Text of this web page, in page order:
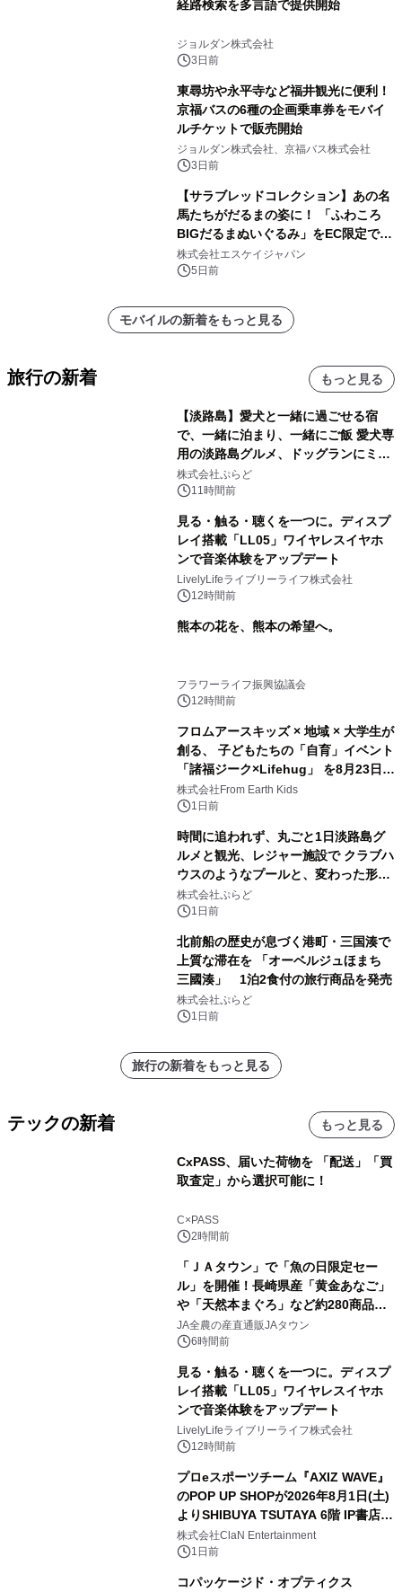
経路検索を多言語で提供開始
ジョルダン株式会社
3日前
東尋坊や永平寺など福井観光に便利！
京福バスの6種の企画乗車券をモバイ
ルチケットで販売開始
ジョルダン株式会社、京福バス株式会社
3日前
【サラブレッドコレクション】あの名
馬たちがだるまの姿に！ 「ふわころ
BIGだるまぬいぐるみ」をEC限定で受
注販売開始
株式会社エスケイジャパン
5日前
モバイルの新着をもっと見る
旅行の新着 もっと見る
【淡路島】愛犬と一緒に過ごせる宿
で、一緒に泊まり、一緒にご飯 愛犬専
用の淡路島グルメ、ドッグランにミニ
プール グランピングとトレーラーハウ
スの2施設で
株式会社ぷらど
11時間前
見る・触る・聴くを一つに。ディスプ
レイ搭載「LL05」ワイヤレスイヤホ
ンで音楽体験をアップデート
LivelyLifeライブリーライフ株式会社
12時間前
熊本の花を、熊本の希望へ。
フラワーライフ振興協議会
12時間前
フロムアースキッズ × 地域 × 大学生が
創る、 子どもたちの「自育」イベント
「諸福ジーク×Lifehug」 を8月23日
(日)開催
株式会社From Earth Kids
1日前
時間に追われず、丸ごと1日淡路島グ
ルメと観光、レジャー施設で クラブハ
ウスのようなプールと、変わった形の
サウナも 「THE BOXY AWAJI」のお
得な素泊まり連泊プランで
株式会社ぷらど
1日前
北前船の歴史が息づく港町・三国湊で
上質な滞在を 「オーベルジュほまち
三國湊」 1泊2食付の旅行商品を発売
株式会社ぷらど
1日前
旅行の新着をもっと見る
テックの新着 もっと見る
CxPASS、届いた荷物を 「配送」「買
取査定」から選択可能に！
C×PASS
2時間前
「ＪＡタウン」で「魚の日限定セー
ル」を開催！長崎県産「黄金あなご」
や「天然本まぐろ」など約280商品を
販売！～毎月１０日の定例企画～
JA全農の産直通販JAタウン
6時間前
見る・触る・聴くを一つに。ディスプ
レイ搭載「LL05」ワイヤレスイヤホ
ンで音楽体験をアップデート
LivelyLifeライブリーライフ株式会社
12時間前
プロeスポーツチーム『AXIZ WAVE』
のPOP UP SHOPが2026年8月1日(土)
よりSHIBUYA TSUTAYA 6階 IP書店で
開催決定！！
株式会社ClaN Entertainment
1日前
コパッケージド・オプティクス